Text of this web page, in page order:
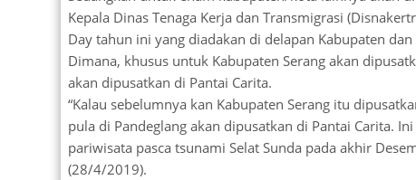
Kepala Dinas Tenaga Kerja dan Transmigrasi
Day tahun ini yang diadakan di delapan Kabupaten
Dimana, khusus untuk Kabupaten Serang akan
akan dipusatkan di Pantai Carita.
“Kalau sebelumnya kan Kabupaten Serang itu
pula di Pandeglang akan dipusatkan di Pantai Carita.
pariwisata pasca tsunami Selat Sunda pada akhir
(28/4/2019).